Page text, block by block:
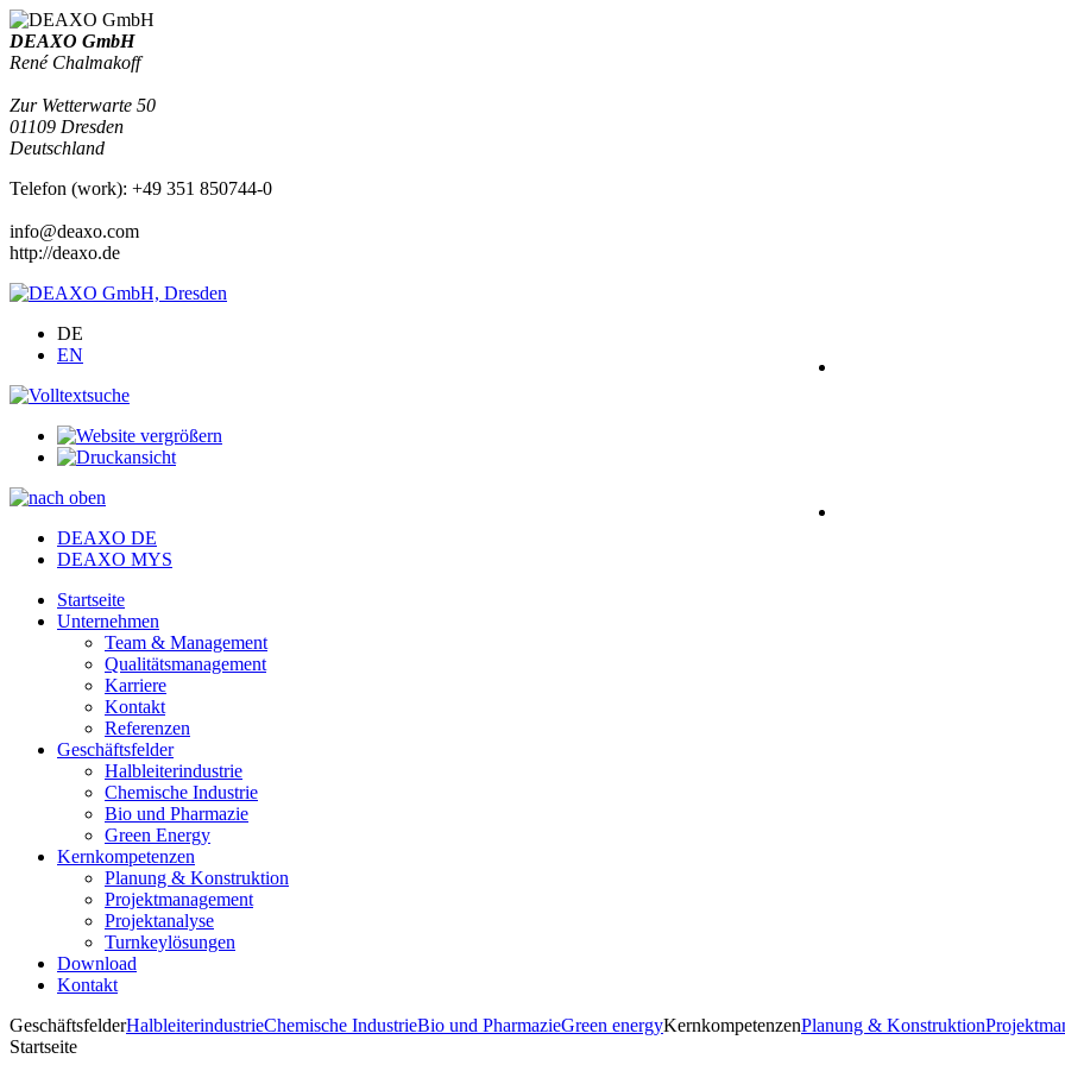
DEAXO GmbH
René Chalmakoff
Zur Wetterwarte 50
01109 Dresden
Deutschland
Telefon (work): +49 351 850744-0
info@deaxo.com
http://deaxo.de
DE
EN
DEAXO DE
DEAXO MYS
Startseite
Unternehmen
Team & Management
Qualitätsmanagement
Karriere
Kontakt
Referenzen
Geschäftsfelder
Halbleiterindustrie
Chemische Industrie
Bio und Pharmazie
Green Energy
Kernkompetenzen
Planung & Konstruktion
Projektmanagement
Projektanalyse
Turnkeylösungen
Download
Kontakt
GeschäftsfelderHalbleiterindustrieChemische IndustrieBio und PharmazieGreen energyKernkompetenzenPlanung & Konstruktion
Startseite